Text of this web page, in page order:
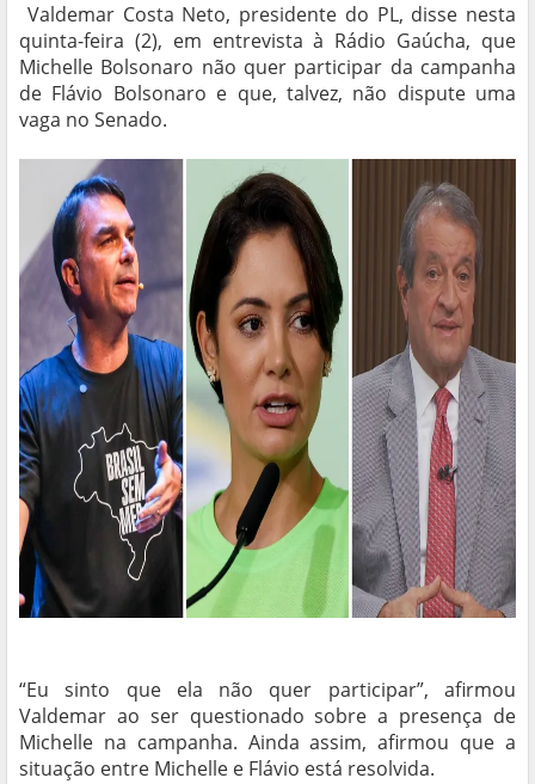
Valdemar Costa Neto, presidente do PL, disse nesta
quinta-feira (2), em entrevista à Rádio Gaúcha, que
Michelle Bolsonaro não quer participar da campanha
de Flávio Bolsonaro e que, talvez, não dispute uma
vaga no Senado.
“Eu sinto que ela não quer participar”, afirmou
Valdemar ao ser questionado sobre a presença de
Michelle na campanha. Ainda assim, afirmou que a
situação entre Michelle e Flávio está resolvida.